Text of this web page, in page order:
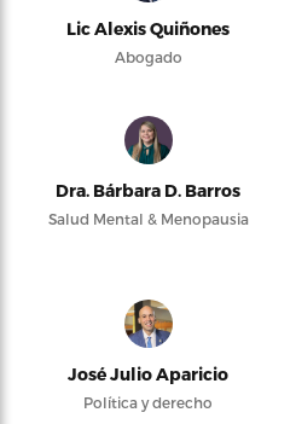
Lic Alexis Quiñones
Abogado
Dra. Bárbara D. Barros
Salud Mental & Menopausia
José Julio Aparicio
Política y derecho